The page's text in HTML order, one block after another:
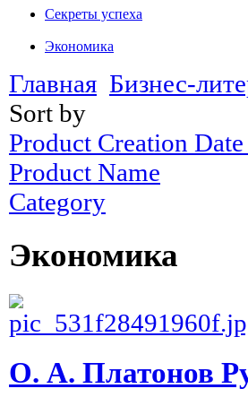
Секреты успеха
Экономика
Главная Бизнес-
Sort by
Product Creation
Product Name
Category
Экономика
О. А. Платонов